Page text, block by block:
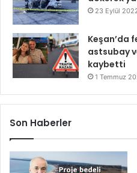
23 Eylül
Keşan’da
astsubay
kaybetti
1 Temmuz
Son Haberler